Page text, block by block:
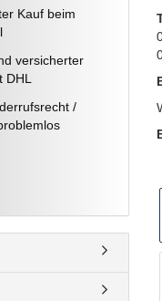
Kauf beim
versicherter
DHL
/